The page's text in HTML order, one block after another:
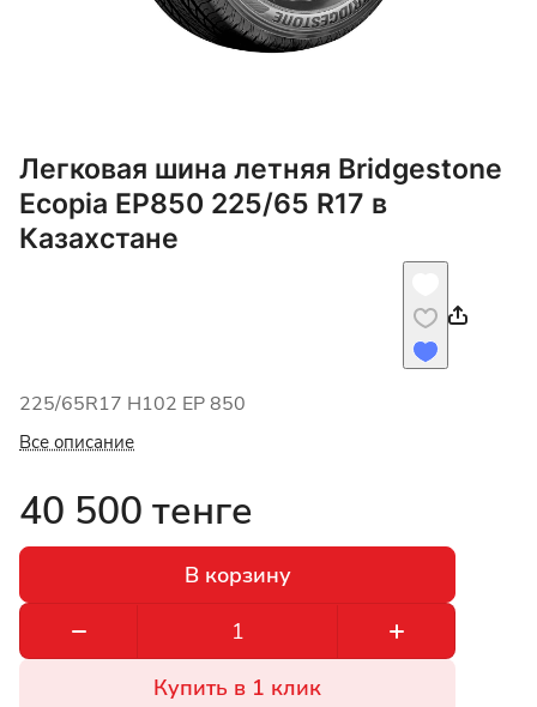
Легковая шина летняя Bridgestone
Ecopia EP850 225/65 R17 в
Казахстане
225/65R17 H102 EP 850
Все описание
40 500 тенге
В корзину
Купить в 1 клик